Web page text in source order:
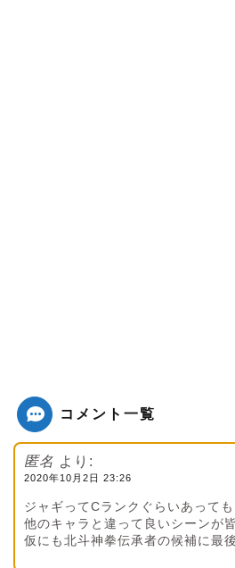
コメント一覧
匿名 より:
2020年10月2日 23:26
ジャギってCランクぐらいあって
他のキャラと違って良いシーンが
仮にも北斗神拳伝承者の候補に最